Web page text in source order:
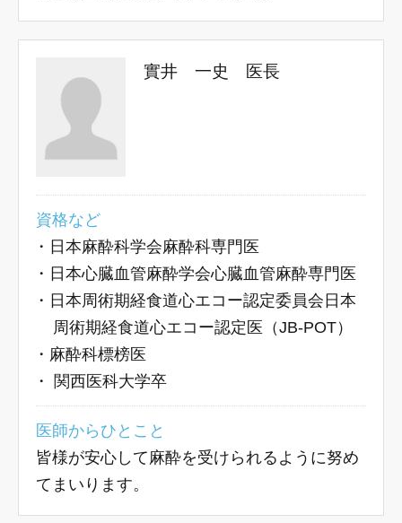
實井 一史 医長
資格など
・ 日本麻酔科学会麻酔科専門医
・ 日本心臓血管麻酔学会心臓血管麻酔専門医
・ 日本周術期経食道心エコー認定委員会日本
周術期経食道心エコー認定医（JB-POT）
・ 麻酔科標榜医
・
関西医科大学卒
医師からひとこと
皆様が安心して麻酔を受けられるように努め
てまいります。